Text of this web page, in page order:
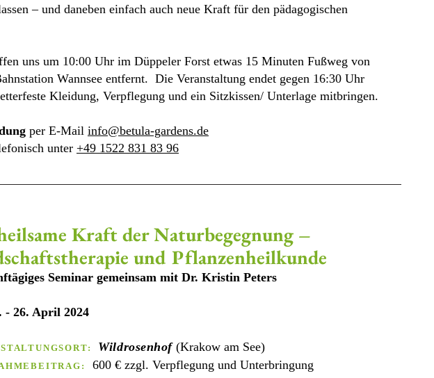
– und daneben einfach auch neue Kraft für den pädagogischen
uns um 10:00 Uhr im Düppeler Forst etwas 15 Minuten Fußweg von
Wannsee entfernt. Die Veranstaltung endet gegen 16:30 Uhr
Kleidung, Verpflegung und ein Sitzkissen/ Unterlage mitbringen.
per E-Mail info@betula-gardens.de
unter +49 1522 831 83 96
Kraft der Naturbegegnung –
und Pflanzenheilkunde
Seminar gemeinsam mit Dr. Kristin Peters
- 26. April 2024
Wildrosenhof(Krakow am See)
600 € zzgl. Verpflegung und Unterbringung